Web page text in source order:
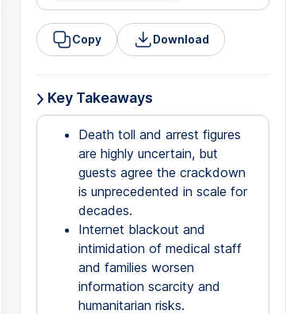
Copy Download
Key Takeaways
Death toll and arrest figures
are highly uncertain, but
guests agree the crackdown
is unprecedented in scale for
decades.
Internet blackout and
intimidation of medical staff
and families worsen
information scarcity and
humanitarian risks.